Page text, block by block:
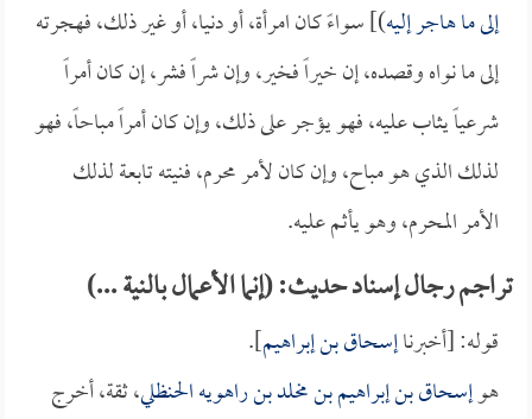
إلى ما هاجر إليه)] سواءً كان امرأة، أو دنيا، أو غير ذلك، فهجرته
إلى ما نواه وقصده، إن خيراً فخير، وإن شراً فشر، إن كان أمراً
شرعياً يثاب عليه، فهو يؤجر على ذلك، وإن كان أمراً مباحاً، فهو
لذلك الذي هو مباح، وإن كان لأمر محرم، فنيته تابعة لذلك
الأمر المحرم، وهو يأثم عليه.
تراجم رجال إسناد حديث: (إنما الأعمال بالنية ...)
قوله: [أخبرناإسحاق بن إبراهيم].
هوإسحاق بن إبراهيم بن مخلد بن راهويه الحنظلي، ثقة، أخرج